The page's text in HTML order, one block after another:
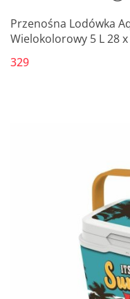
Przenośna Lodówka
Wielokolorowy 5 L 28
329